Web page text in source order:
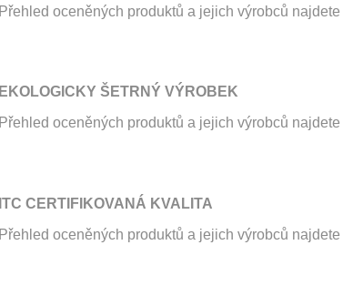
Přehled oceněných produktů a jejich výrobců najdete
EKOLOGICKY ŠETRNÝ VÝROBEK
Přehled oceněných produktů a jejich výrobců najdete
ITC CERTIFIKOVANÁ KVALITA
Přehled oceněných produktů a jejich výrobců najdete